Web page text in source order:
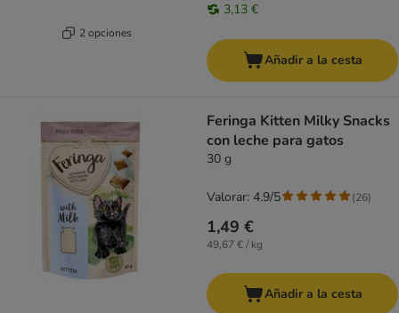
2 opciones
3,13 €
Añadir a la cesta
Feringa Kitten Milky Snacks
con leche para gatos
30 g
1,49 €
49,67 € / kg
Valorar: 4.9/5 (26)
Añadir a la cesta